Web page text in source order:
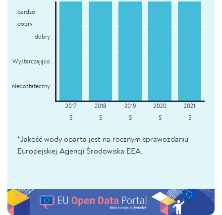
bardzo
dobry
dobry
Wystarczająco
niedostateczny
5 5 5 5 5
*Jakość wody oparta jest na rocznym sprawozdaniu
Europejskiej Agencji Środowiska EEA.